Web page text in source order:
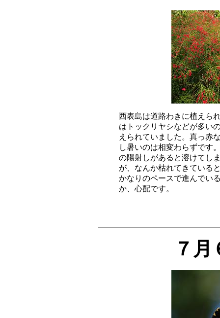
西表島は道路わきに植えら
はトックリヤシなどが多い
えられていました。真っ赤
し暑いのは相変わらずです
の陽射しがあると溶けてし
が、なんか枯れてきている
かなりのペースで進んでい
７